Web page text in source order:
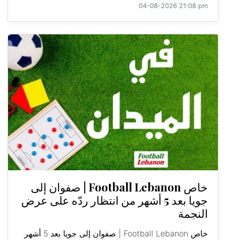
04-08-2026 21:08 pm
خاص Football Lebanon | صفوان إلى
جويا بعد 5 أشهر من انتظار ردّه على عرض
النجمة
خاص Football Lebanon | صفوان إلى جويا بعد 5 أشهر